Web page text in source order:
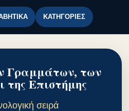
ΚΑΤΗΓΟΡΊΕΣ
Γραμμάτων, των
της Επιστήμης
σειρά